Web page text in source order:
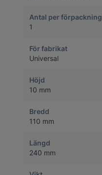
Antal per förpackning
1
För fabrikat
Universal
Höjd
10 mm
Bredd
110 mm
Längd
240 mm